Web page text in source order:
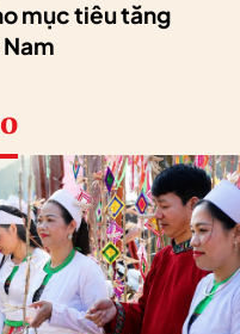
mục tiêu tăng